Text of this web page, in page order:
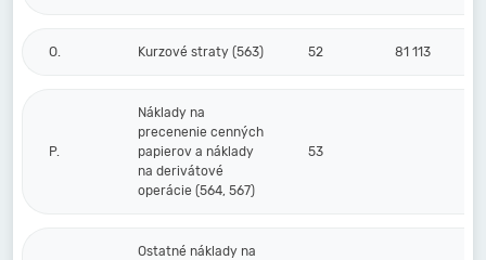
O. Kurzové straty (563) 52 81 113
P.
Náklady na
precenenie cenných
papierov a náklady
na derivátové
operácie (564, 567)
53
Ostatné náklady na